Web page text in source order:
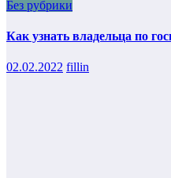
Без рубрики
Как узнать владельца по
02.02.2022 fillin